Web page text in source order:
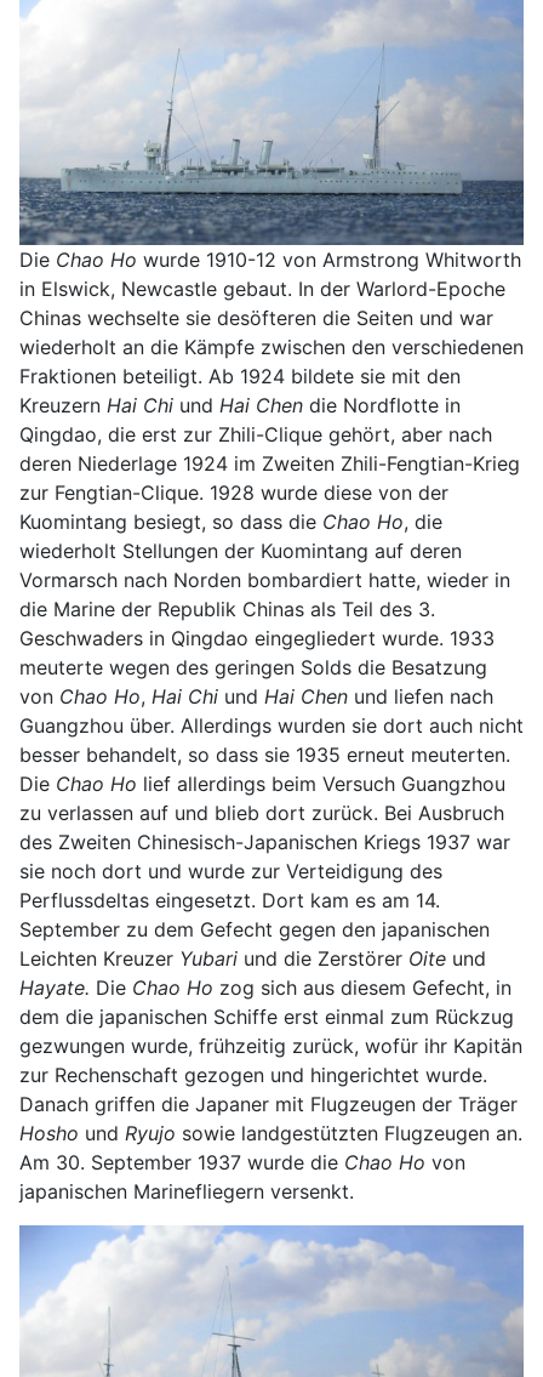
Die Chao Ho wurde 1910-12 von Armstrong Whitworth
in Elswick, Newcastle gebaut. In der Warlord-Epoche
Chinas wechselte sie desöfteren die Seiten und war
wiederholt an die Kämpfe zwischen den verschiedenen
Fraktionen beteiligt. Ab 1924 bildete sie mit den
Kreuzern Hai Chi und Hai Chen die Nordflotte in
Qingdao, die erst zur Zhili-Clique gehört, aber nach
deren Niederlage 1924 im Zweiten Zhili-Fengtian-Krieg
zur Fengtian-Clique. 1928 wurde diese von der
Kuomintang besiegt, so dass die Chao Ho, die
wiederholt Stellungen der Kuomintang auf deren
Vormarsch nach Norden bombardiert hatte, wieder in
die Marine der Republik Chinas als Teil des 3.
Geschwaders in Qingdao eingegliedert wurde. 1933
meuterte wegen des geringen Solds die Besatzung
von Chao Ho, Hai Chi und Hai Chen und liefen nach
Guangzhou über. Allerdings wurden sie dort auch nicht
besser behandelt, so dass sie 1935 erneut meuterten.
Die Chao Ho lief allerdings beim Versuch Guangzhou
zu verlassen auf und blieb dort zurück. Bei Ausbruch
des Zweiten Chinesisch-Japanischen Kriegs 1937 war
sie noch dort und wurde zur Verteidigung des
Perflussdeltas eingesetzt. Dort kam es am 14.
September zu dem Gefecht gegen den japanischen
Leichten Kreuzer Yubari und die Zerstörer Oite und
Hayate. Die Chao Ho zog sich aus diesem Gefecht, in
dem die japanischen Schiffe erst einmal zum Rückzug
gezwungen wurde, frühzeitig zurück, wofür ihr Kapitän
zur Rechenschaft gezogen und hingerichtet wurde.
Danach griffen die Japaner mit Flugzeugen der Träger
Hosho und Ryujo sowie landgestützten Flugzeugen an.
Am 30. September 1937 wurde die Chao Ho von
japanischen Marinefliegern versenkt.